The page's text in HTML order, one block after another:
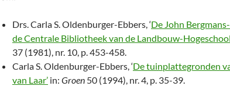
Drs. Carla S. Oldenburger-Ebbers, ‘De John
de Centrale Bibliotheek van de Landbouw-
37 (1981), nr. 10, p. 453-458.
Carla S. Oldenburger-Ebbers, ‘De tuinplattegronden
van Laar’ in: Groen 50 (1994), nr. 4, p. 35-39.